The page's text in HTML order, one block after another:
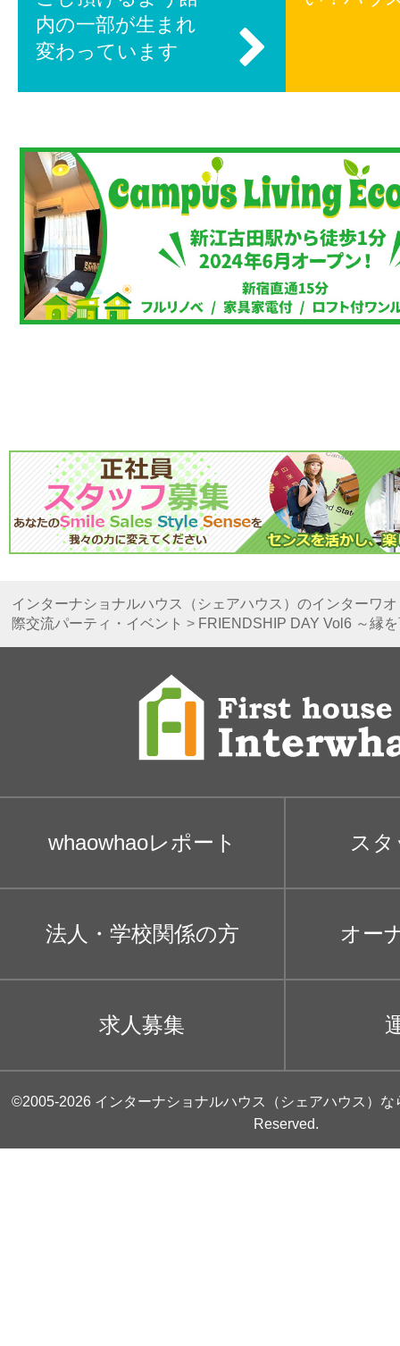
内の一部が生まれ
変わっています
インターナショナルハウス（シェアハウス）のインターワオ
際交流パーティ・イベント > FRIENDSHIP DAY Vol6 ～縁
whaowhaoレポート ス
法人・学校関係の方 オー
求人募集
©2005-2026 インターナショナルハウス（シェアハウス）な
Reserved.